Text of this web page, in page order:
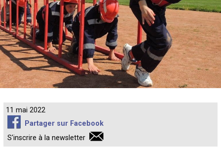
11 mai 2022
Partager sur Facebook
S'inscrire à la newsletter